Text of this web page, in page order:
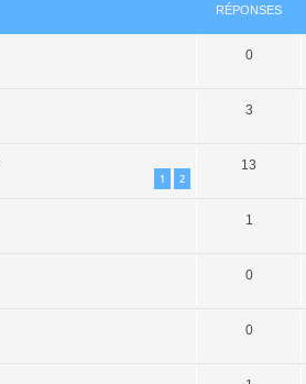
RÉPONSES
0
3
1 2
13
1
0
0